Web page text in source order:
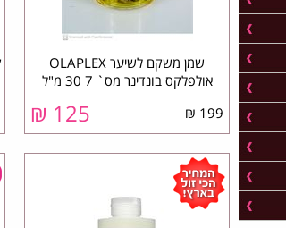
שמן משקם לשיער OLAPLEX
אולפלקס בונדינר מס` 7 30 מ"ל
199 ₪
125
₪